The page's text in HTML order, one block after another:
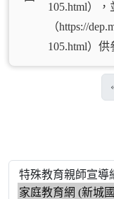
105.html）
（https://
105.html）